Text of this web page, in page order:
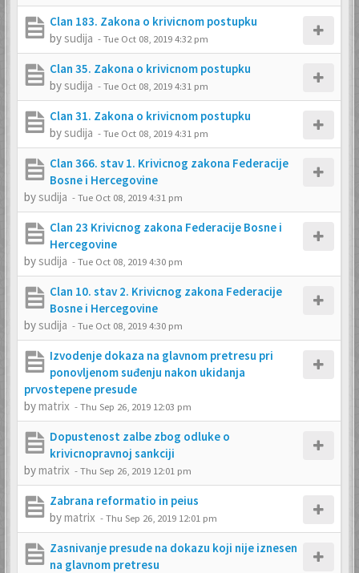
Clan 183. Zakona o krivicnom postupku
bysudija -Tue Oct 08, 2019 4:32 pm
Clan 35. Zakona o krivicnom postupku
bysudija -Tue Oct 08, 2019 4:31 pm
Clan 31. Zakona o krivicnom postupku
bysudija -Tue Oct 08, 2019 4:31 pm
Clan 366. stav 1. Krivicnog zakona Federacije
Bosne i Hercegovine
bysudija -Tue Oct 08, 2019 4:31 pm
Clan 23 Krivicnog zakona Federacije Bosne i
Hercegovine
bysudija -Tue Oct 08, 2019 4:30 pm
Clan 10. stav 2. Krivicnog zakona Federacije
Bosne i Hercegovine
bysudija -Tue Oct 08, 2019 4:30 pm
Izvodenje dokaza na glavnom pretresu pri
ponovljenom suđenju nakon ukidanja
prvostepene presude
bymatrix -Thu Sep 26, 2019 12:03 pm
Dopustenost zalbe zbog odluke o
krivicnopravnoj sankciji
bymatrix -Thu Sep 26, 2019 12:01 pm
Zabrana reformatio in peius
bymatrix -Thu Sep 26, 2019 12:01 pm
Zasnivanje presude na dokazu koji nije iznesen
na glavnom pretresu